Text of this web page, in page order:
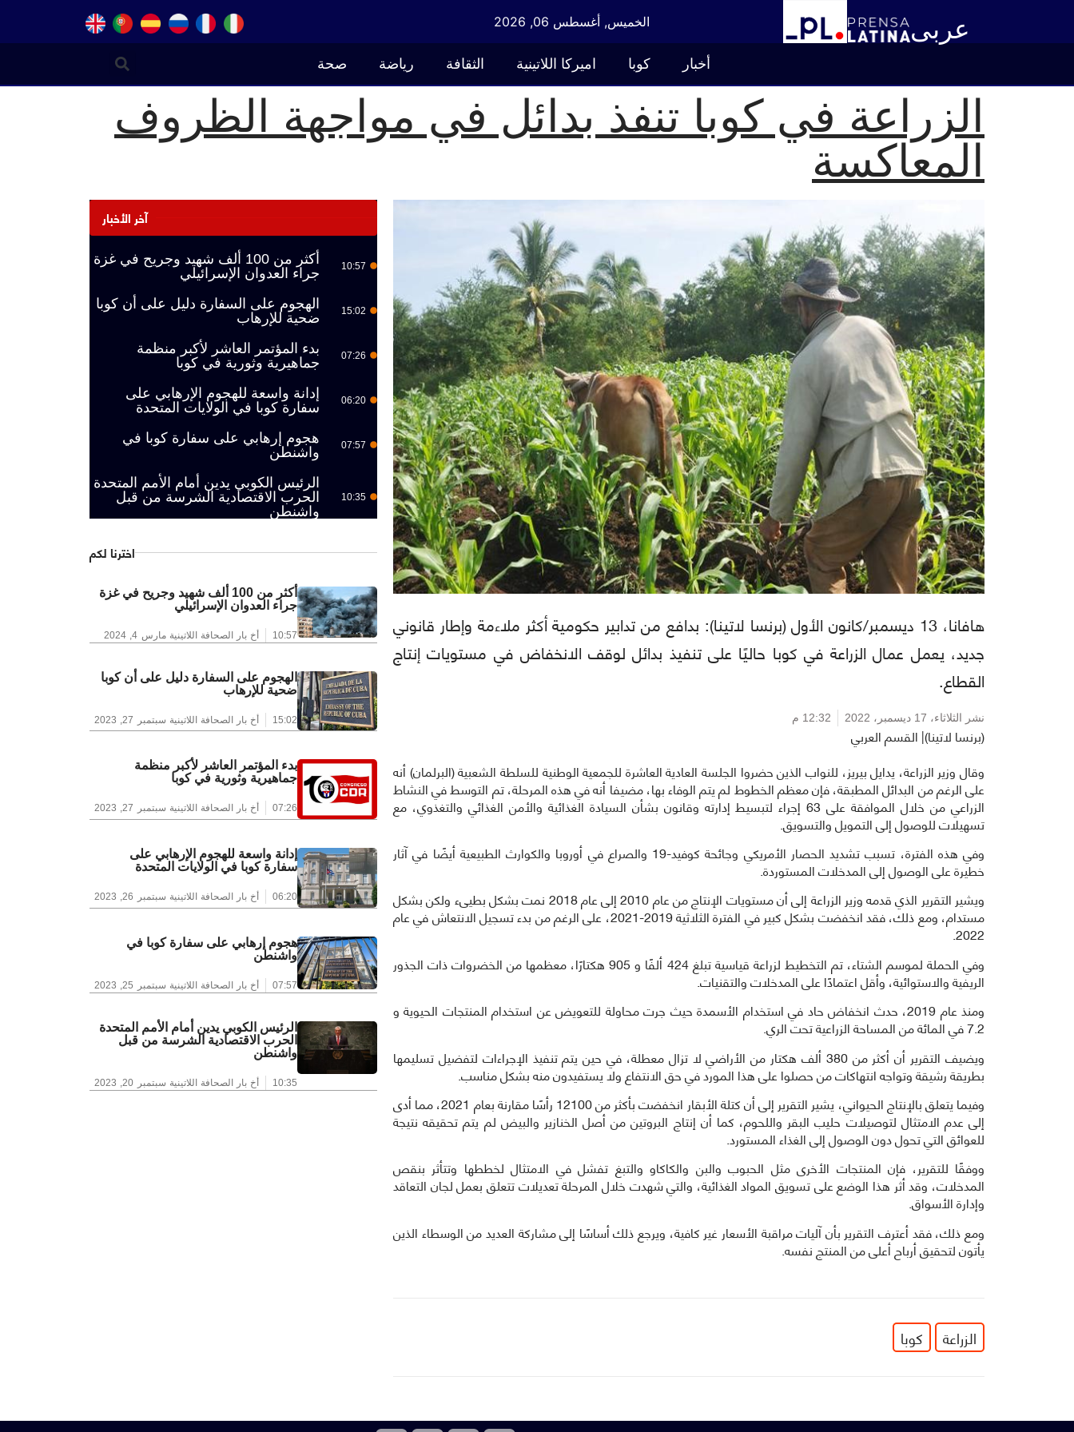
عربى الخميس, أغسطس 06, 2026
أخبار كوبا اميركا اللاتينية الثقافة رياضة صحة
الزراعة في كوبا تنفذ بدائل في مواجهة الظروف
المعاكسة
هافانا، 13 ديسمبر/كانون الأول (برنسا لاتينا): بدافع من تدابير حكومية أكثر ملاءمة وإطار قانوني
جديد، يعمل عمال الزراعة في كوبا حاليًا على تنفيذ بدائل لوقف الانخفاض في مستويات إنتاج
القطاع.
نشر الثلاثاء، 17 ديسمبر، 2022 12:32 م
(برنسا لاتينا)| القسم العربي
وقال وزير الزراعة، يدايل بيريز، للنواب الذين حضروا الجلسة العادية العاشرة للجمعية الوطنية للسلطة الشعبية (البرلمان) أنه
على الرغم من البدائل المطبقة، فإن معظم الخطوط لم يتم الوفاء بها، مضيفا أنه في هذه المرحلة، تم التوسط في النشاط
الزراعي من خلال الموافقة على 63 إجراء لتبسيط إدارته وقانون بشأن السيادة الغذائية والأمن الغذائي والتغذوي، مع
تسهيلات للوصول إلى التمويل والتسويق.
وفي هذه الفترة، تسبب تشديد الحصار الأمريكي وجائحة كوفيد-19 والصراع في أوروبا والكوارث الطبيعية أيضًا في آثار
خطيرة على الوصول إلى المدخلات المستوردة.
ويشير التقرير الذي قدمه وزير الزراعة إلى أن مستويات الإنتاج من عام 2010 إلى عام 2018 نمت بشكل بطيىء ولكن بشكل
مستدام، ومع ذلك، فقد انخفضت بشكل كبير في الفترة الثلاثية 2019-2021، على الرغم من بدء تسجيل الانتعاش في عام
2022.
وفي الحملة لموسم الشتاء، تم التخطيط لزراعة قياسية تبلغ 424 ألفًا و 905 هكتارًا، معظمها من الخضروات ذات الجذور
الريفية والاستوائية، وأقل اعتمادًا على المدخلات والتقنيات.
ومنذ عام 2019، حدث انخفاض حاد في استخدام الأسمدة حيث جرت محاولة للتعويض عن استخدام المنتجات الحيوية و
7.2 في المائة من المساحة الزراعية تحت الري.
ويضيف التقرير أن أكثر من 380 ألف هكتار من الأراضي لا تزال معطلة، في حين يتم تنفيذ الإجراءات لتفضيل تسليمها
بطريقة رشيقة وتواجه انتهاكات من حصلوا على هذا المورد في حق الانتفاع ولا يستفيدون منه بشكل مناسب.
وفيما يتعلق بالإنتاج الحيواني، يشير التقرير إلى أن كتلة الأبقار انخفضت بأكثر من 12100 رأسًا مقارنة بعام 2021، مما أدى
إلى عدم الامتثال لتوصيلات حليب البقر واللحوم، كما أن إنتاج البروتين من أصل الخنازير والبيض لم يتم تحقيقه نتيجة
للعوائق التي تحول دون الوصول إلى الغذاء المستورد.
ووفقًا للتقرير، فإن المنتجات الأخرى مثل الحبوب والبن والكاكاو والتبغ تفشل في الامتثال لخططها وتتأثر بنقص
المدخلات، وقد أثر هذا الوضع على تسويق المواد الغذائية، والتي شهدت خلال المرحلة تعديلات تتعلق بعمل لجان التعاقد
وإدارة الأسواق.
ومع ذلك، فقد أعترف التقرير بأن آليات مراقبة الأسعار غير كافية، ويرجع ذلك أساسًا إلى مشاركة العديد من الوسطاء الذين
يأتون لتحقيق أرباح أعلى من المنتج نفسه.
الزراعة كوبا
آخر الأخبار
10:57
أكثر من 100 ألف شهيد وجريح في غزة
جراء العدوان الإسرائيلي
15:02
الهجوم على السفارة دليل على أن كوبا
ضحية للإرهاب
07:26
بدء المؤتمر العاشر لأكبر منظمة
جماهيرية وثورية في كوبا
06:20
إدانة واسعة للهجوم الإرهابي على
سفارة كوبا في الولايات المتحدة
07:57
هجوم إرهابي على سفارة كوبا في
واشنطن
10:35
الرئيس الكوبي يدين أمام الأمم المتحدة
الحرب الاقتصادية الشرسة من قبل
واشنطن
اخترنا لكم
أكثر من 100 ألف شهيد وجريح في غزة
جراء العدوان الإسرائيلي
10:57 أخ بار الصحافة اللاتينيةمارس 4, 2024
الهجوم على السفارة دليل على أن كوبا
ضحية للإرهاب
15:02 أخ بار الصحافة اللاتينية سبتمبر 27, 2023
بدء المؤتمر العاشر لأكبر منظمة
جماهيرية وثورية في كوبا
07:26 أخ بار الصحافة اللاتينية سبتمبر 27, 2023
إدانة واسعة للهجوم الإرهابي على
سفارة كوبا في الولايات المتحدة
06:20 أخ بار الصحافة اللاتينية سبتمبر 26, 2023
هجوم إرهابي على سفارة كوبا في
واشنطن
07:57 أخ بار الصحافة اللاتينية سبتمبر 25, 2023
الرئيس الكوبي يدين أمام الأمم المتحدة
الحرب الاقتصادية الشرسة من قبل
واشنطن
10:35 أخ بار الصحافة اللاتينية سبتمبر 20, 2023